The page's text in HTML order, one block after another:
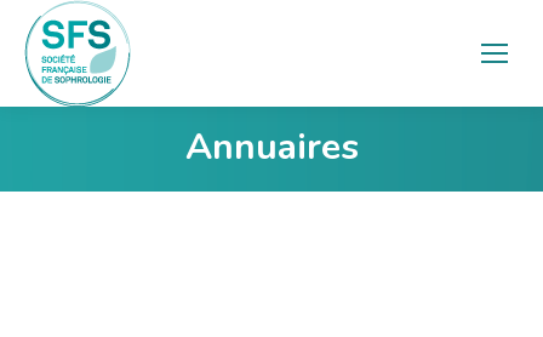
Annuaires
Vous êtes ici :